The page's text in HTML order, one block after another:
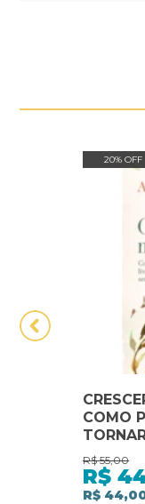
20% OFF
COMO
E MAIS
R$ 55,00
R$
R$